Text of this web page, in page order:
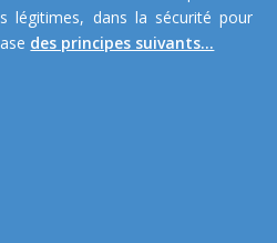
légitimes, dans la sécurité pour
des principes suivants...